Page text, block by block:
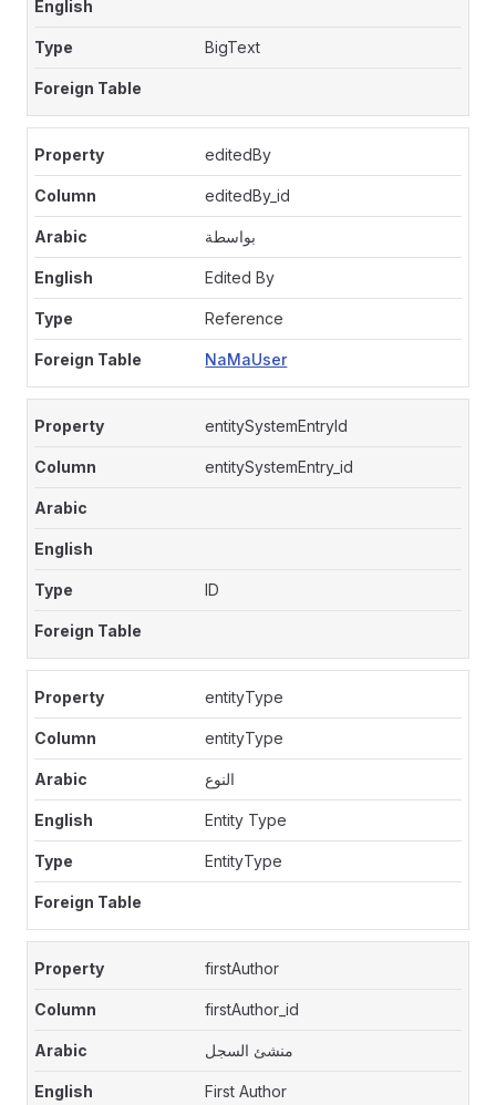
BigText
editedBy
editedBy_id
بواسطة
Edited By
Reference
NaMaUser
entitySystemEntryId
entitySystemEntry_id
ID
entityType
entityType
النوع
Entity Type
EntityType
firstAuthor
firstAuthor_id
منشئ السجل
First Author